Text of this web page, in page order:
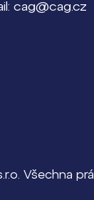
cag@cag.cz
Všechna